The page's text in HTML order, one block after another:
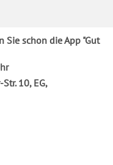
schon die App "Gut
10, EG,